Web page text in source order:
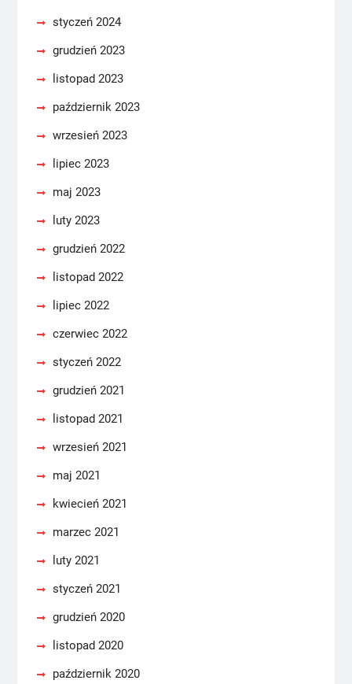
styczeń 2024
grudzień 2023
listopad 2023
październik 2023
wrzesień 2023
lipiec 2023
maj 2023
luty 2023
grudzień 2022
listopad 2022
lipiec 2022
czerwiec 2022
styczeń 2022
grudzień 2021
listopad 2021
wrzesień 2021
maj 2021
kwiecień 2021
marzec 2021
luty 2021
styczeń 2021
grudzień 2020
listopad 2020
październik 2020